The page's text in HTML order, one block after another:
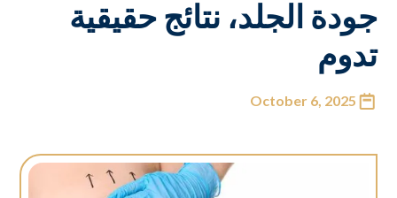
جودة الجلد، نتائج حقيقية
تدوم
October 6, 2025